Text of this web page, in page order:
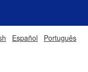
Español Português